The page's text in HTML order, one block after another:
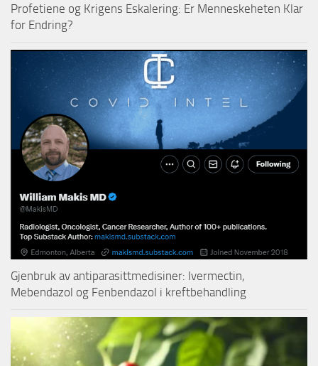
Profetiene og Krigens Eskalering: Er Menneskeheten Klar
for Endring?
Gjenbruk av antiparasittmedisiner: Ivermectin,
Mebendazol og Fenbendazol i kreftbehandling